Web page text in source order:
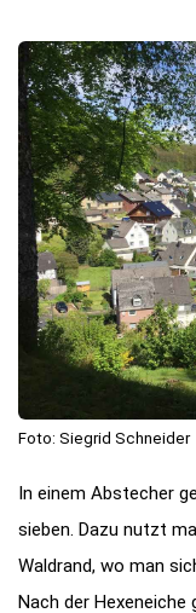
Foto: Siegrid Schneider
In einem Abstecher
sieben. Dazu nutzt
Waldrand, wo man
Nach der